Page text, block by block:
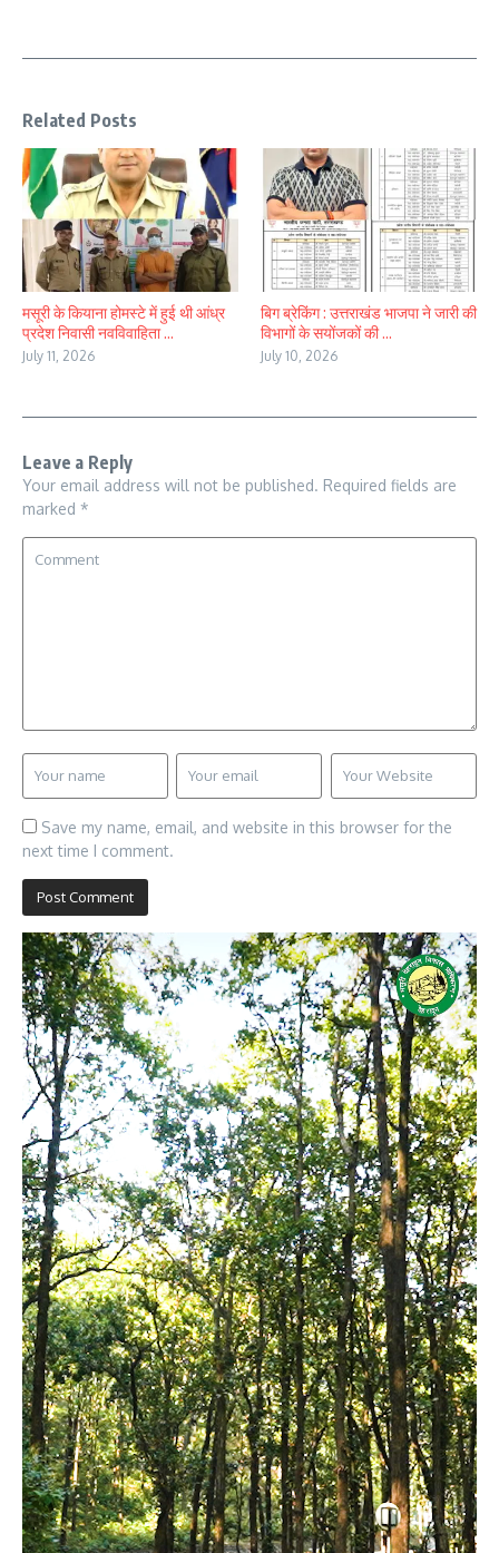
Related Posts
मसूरी के कियाना होमस्टे में हुई थी आंध्र
प्रदेश निवासी नवविवाहिता ...
July 11, 2026
बिग ब्रेकिंग : उत्तराखंड भाजपा ने जारी की
विभागों के सयोंजकों की ...
July 10, 2026
Leave a Reply
Your email address will not be published. Required fields are
marked *
Save my name, email, and website in this browser for the
next time I comment.